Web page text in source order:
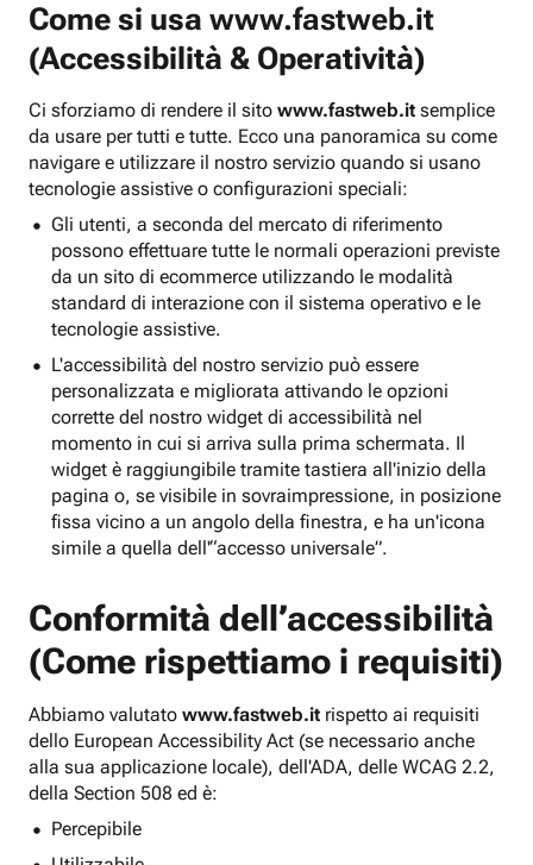
Come si usa www.fastweb.it
(Accessibilità & Operatività)
Ci sforziamo di rendere il sito www.fastweb.it semplice
da usare per tutti e tutte. Ecco una panoramica su come
navigare e utilizzare il nostro servizio quando si usano
tecnologie assistive o configurazioni speciali:
Gli utenti, a seconda del mercato di riferimento
possono effettuare tutte le normali operazioni previste
da un sito di ecommerce utilizzando le modalità
standard di interazione con il sistema operativo e le
tecnologie assistive.
L'accessibilità del nostro servizio può essere
personalizzata e migliorata attivando le opzioni
corrette del nostro widget di accessibilità nel
momento in cui si arriva sulla prima schermata. Il
widget è raggiungibile tramite tastiera all'inizio della
pagina o, se visibile in sovraimpressione, in posizione
fissa vicino a un angolo della finestra, e ha un'icona
simile a quella dell'“accesso universale”.
Conformità dell’accessibilità
(Come rispettiamo i requisiti)
Abbiamo valutato www.fastweb.it rispetto ai requisiti
dello European Accessibility Act (se necessario anche
alla sua applicazione locale), dell'ADA, delle WCAG 2.2,
della Section 508 ed è:
Percepibile